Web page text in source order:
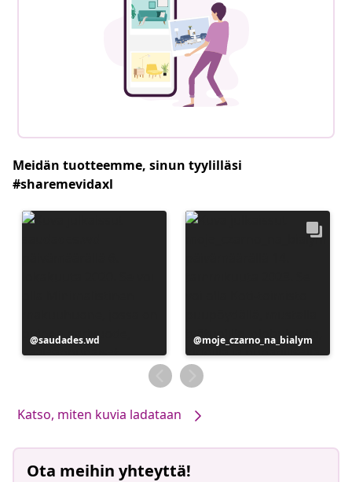
Meidän tuotteemme, sinun tyylilläsi
#sharemevidaxl
Julkaissut
saudades.wd Julkaissut
moje_czarno_na_bialym
Katso, miten kuvia ladataan
Ota meihin yhteyttä!